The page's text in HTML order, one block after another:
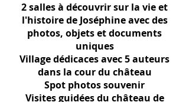
2 salles à découvrir sur la vie et
l'histoire de Joséphine avec des
photos, objets et documents
uniques
Village dédicaces avec 5 auteurs
dans la cour du château
Spot photos souvenir
Visites guidées du château de